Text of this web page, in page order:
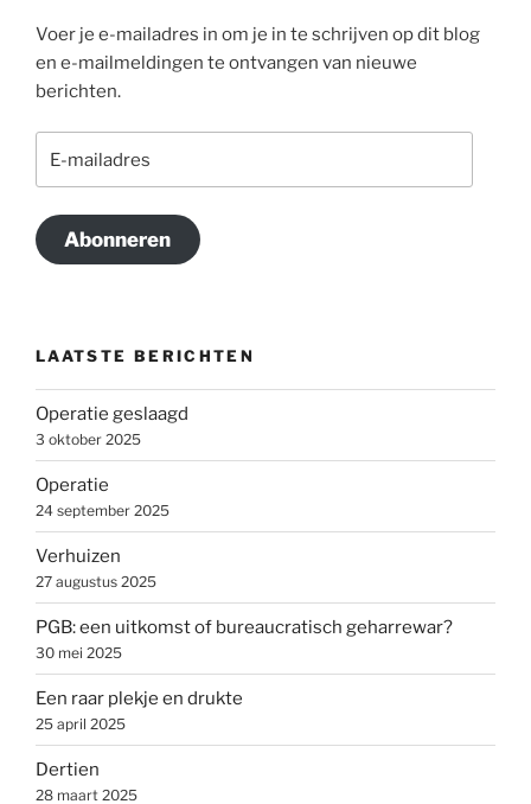
Voer je e-mailadres in om je in te schrijven op dit blog
en e-mailmeldingen te ontvangen van nieuwe
berichten.
mailadres
Abonneren
LAATSTE BERICHTEN
Operatie geslaagd
3 oktober 2025
Operatie
24 september 2025
Verhuizen
27 augustus 2025
PGB: een uitkomst of bureaucratisch geharrewar?
30 mei 2025
Een raar plekje en drukte
25 april 2025
Dertien
28 maart 2025